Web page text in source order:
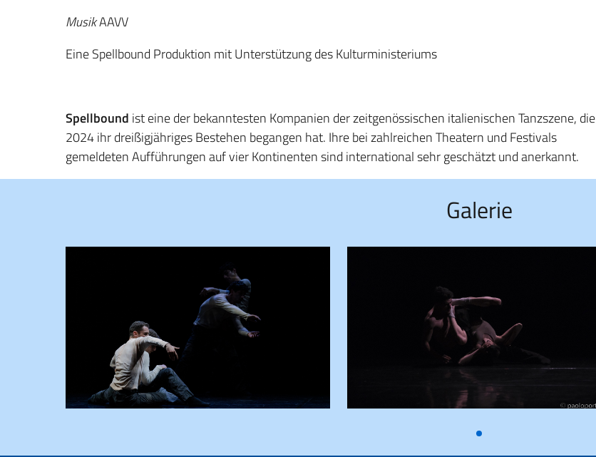
MusikAAVV
Eine Spellbound Produktion mit Unterstützung des Kulturministeriums
Spellbound ist eine der bekanntesten Kompanien der zeitgenössischen italienischen Tanzszene, die
2024 ihr dreißigjähriges Bestehen begangen hat. Ihre bei zahlreichen Theatern und Festivals
gemeldeten Aufführungen auf vier Kontinenten sind international sehr geschätzt und anerkannt.
Galerie